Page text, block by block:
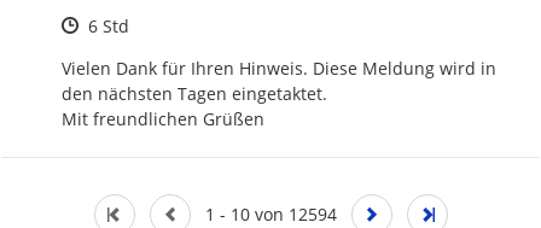
Zeitpunkt des Erstellens
6 Std
Vielen Dank für Ihren Hinweis. Diese Meldung wird in
den nächsten Tagen eingetaktet.
Mit freundlichen Grüßen
1 - 10 von 12594